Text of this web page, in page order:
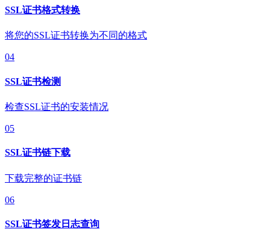
SSL证书格式转换
将您的SSL证书转换为不同的格式
04
SSL证书检测
检查SSL证书的安装情况
05
SSL证书链下载
下载完整的证书链
06
SSL证书签发日志查询